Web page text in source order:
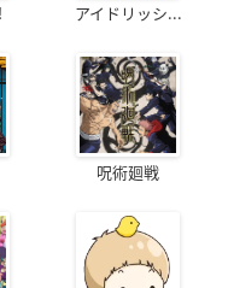
アイドリッシ...
呪術廻戦